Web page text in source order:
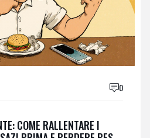
0
COME RALLENTARE I